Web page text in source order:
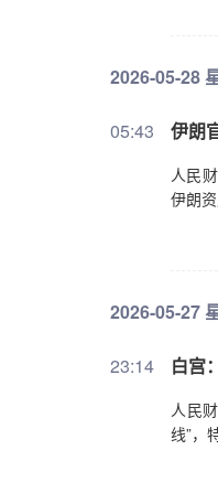
2026-05-28
05:43 伊朗
人民
伊朗
2026-05-27
23:14 白宫
人民
线”，